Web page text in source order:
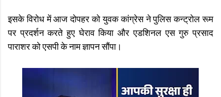
इसके विरोध में आज दोपहर को युवक कांग्रेस ने पुलिस कन्ट्रोल रूम
पर प्रदर्शन करते हुए घेराव किया और एडशिनल एस गुरु प्रसाद
पाराशर को एसपी के नाम ज्ञापन सौंपा।